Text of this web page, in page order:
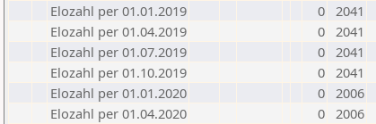
Elozahl per 01.01.2019
0 2041
Elozahl per 01.04.2019
0 2041
Elozahl per 01.07.2019
0 2041
Elozahl per 01.10.2019
0 2041
Elozahl per 01.01.2020
0 2006
Elozahl per 01.04.2020
0 2006